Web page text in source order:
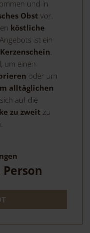
und in
Obst vor.
köstliche
ist ein
.
um einen
oder um
alltäglichen
auf die
zu zweit zu